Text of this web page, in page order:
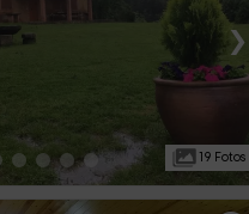
›
19 Fotos